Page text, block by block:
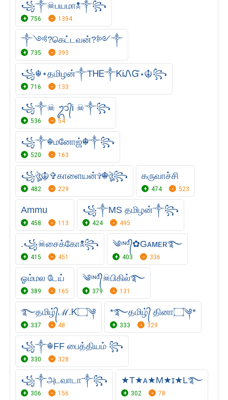
꧁༒☠︎பயமா☠︎༒꧂
756 1394
༒༺?கெட்டவன்?༻༒
735 393
꧁☬⋆தமிழன்༒ТᎻᎬ༒ᏦᎥᏁᏳ⋆☬꧂
716 133
꧁༒☠︎ ᬊ᭄i ☠︎༒꧂
536 54
꧁༒☬மனோஜ்☬༒꧂
520 163
꧁ঔৣ☬✞காளையன்✞☬ঔৣ꧂
482 229
கருவாச்சி
474 523
Ammu
458 113
꧁༒MS தமிழன்༒꧂
424 495
.꧁☠︎சைக்கோ☠︎꧂
415 451
༄ᶦᶰᵈ᭄✿Gᴀᴍᴇʀ࿐
403 336
ஓம்மல டேய்
389 165
༄ᶦᶰᵈ᭄☠︎பிகில்࿐
379 131
࿐தமிழ்᭄ℳ.Ꮶ۝༆
337 48
*࿐தமிழ்᭄ தினா۝༆*
333 329
꧁༒☬FF பைத்தியம் ꧂
330 328
꧁༒அடவாடா༒꧂
306 156
★T★ᴀ★M★ɪ★L࿐
302 78